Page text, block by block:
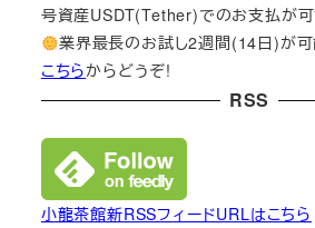
号資産USDT(Tether)でのお支払が
業界最長のお試し2週間(14日)が可
こちらからどうぞ!
RSS
小龍茶館新RSSフィードURLはこちら